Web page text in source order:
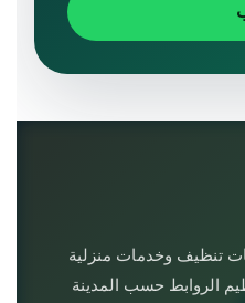
تنظيف وخدمات منزلية
الروابط حسب المدينة